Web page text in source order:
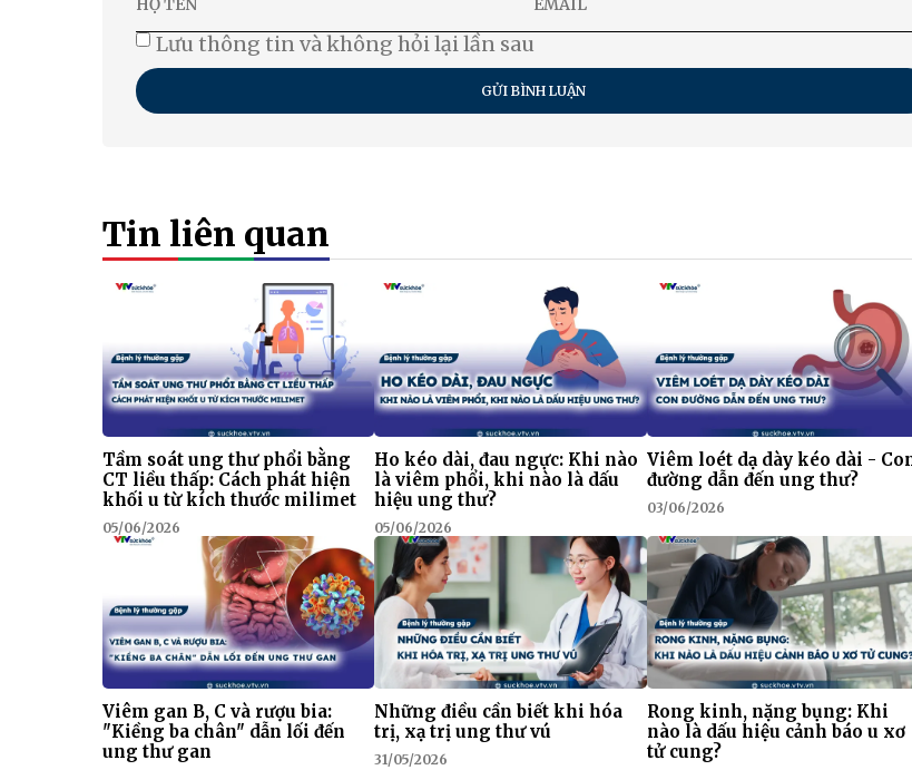
Lưu thông tin và không hỏi lại lần sau
GỬI BÌNH LUẬN
Tin liên quan
Tầm soát ung thư phổi bằng
CT liều thấp: Cách phát hiện
khối u từ kích thước milimet
05/06/2026
Ho kéo dài, đau ngực: Khi nào
là viêm phổi, khi nào là dấu
hiệu ung thư?
05/06/2026
Viêm loét dạ dày kéo dài -
đường dẫn đến ung thư?
03/06/2026
Viêm gan B, C và rượu bia:
"Kiềng ba chân" dẫn lối đến
ung thư gan
Những điều cần biết khi hóa
trị, xạ trị ung thư vú
31/05/2026
Rong kinh, nặng bụng: Khi
nào là dấu hiệu cảnh báo u xơ
tử cung?